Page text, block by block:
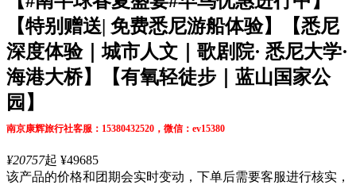
【特别赠送| 免费悉尼游船体验】【悉尼
深度体验｜城市人文｜歌剧院· 悉尼大学·
海港大桥】【有氧轻徒步｜蓝山国家公
园】
南京康辉旅行社客服：15380432520，微信：ev15380
¥20757起 ¥49685
该产品的价格和团期会实时变动，下单后需要客服进行核实，